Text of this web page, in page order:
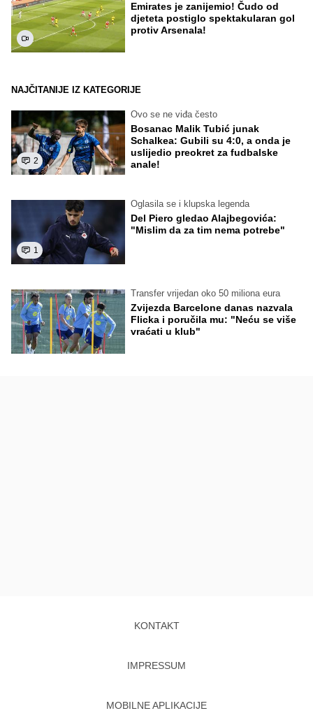
Emirates je zanijemio! Čudo od
djeteta postiglo spektakularan gol
protiv Arsenala!
NAJČITANIJE IZ KATEGORIJE
2
Ovo se ne viđa često
Bosanac Malik Tubić junak
Schalkea: Gubili su 4:0, a onda je
uslijedio preokret za fudbalske
anale!
1
Oglasila se i klupska legenda
Del Piero gledao Alajbegovića:
"Mislim da za tim nema potrebe"
Transfer vrijedan oko 50 miliona eura
Zvijezda Barcelone danas nazvala
Flicka i poručila mu: "Neću se više
vraćati u klub"
KONTAKT
IMPRESSUM
MOBILNE APLIKACIJE